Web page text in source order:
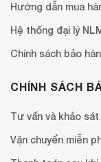
Hướng dẫn mua
Hệ thống đại lý
Chính sách bảo
CHÍNH SÁCH
Tư vấn và khảo sát
Vận chuyển miễn